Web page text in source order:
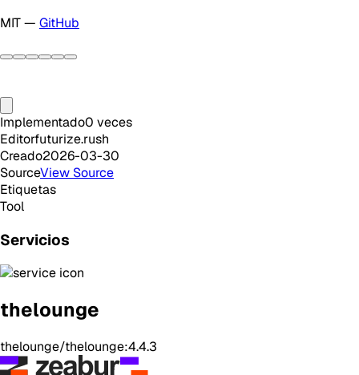
MIT — GitHub
Implementado0 veces
Editorfuturize.rush
Creado2026-03-30
SourceView Source
Etiquetas
Tool
Servicios
thelounge
thelounge/thelounge:4.4.3